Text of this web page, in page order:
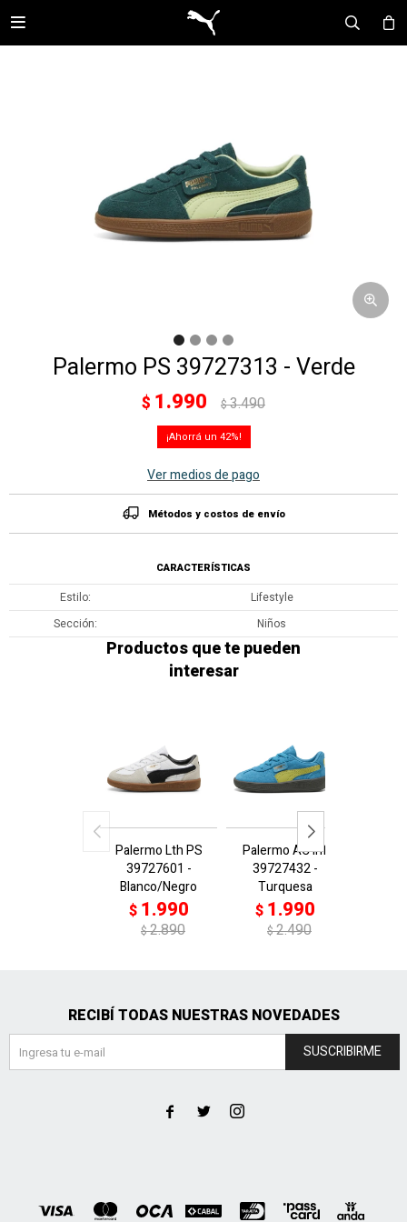

Palermo PS 39727313 - Verde
$ 1.990 $3.490
42
Ver medios de pago
Métodos y costos de envío
CARACTERÍSTICAS
Estilo
Lifestyle
Sección
Niños
Productos que te pueden
interesar
Palermo Lth PS
39727601 -
Blanco/Negro
$ 1.990
$2.890
Palermo AC Inf
39727432 -
Turquesa
$ 1.990
$2.490
RECIBÍ TODAS NUESTRAS NOVEDADES
SUSCRIBIRME
  